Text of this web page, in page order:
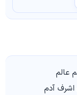
عالم
آدم